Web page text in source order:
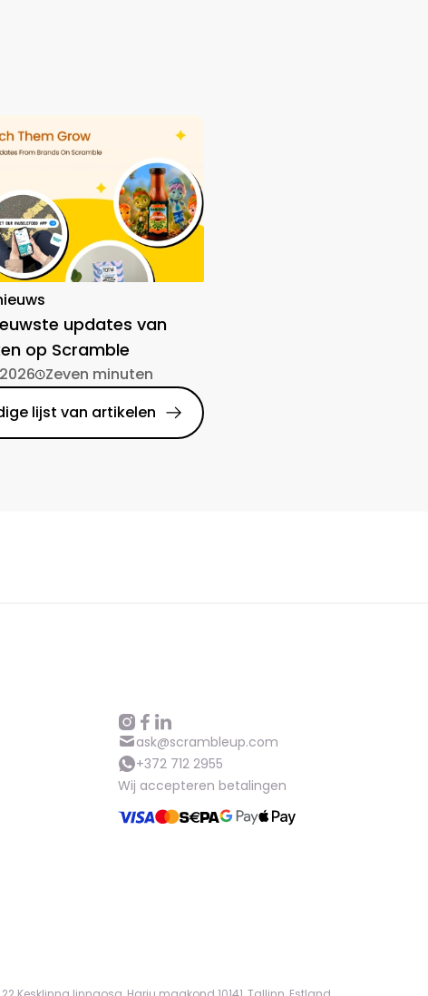
updates van
op Scramble
Zeven minuten
lijst van artikelen
ask@scrambleup.com
+372 712 2955
Wij accepteren betalingen